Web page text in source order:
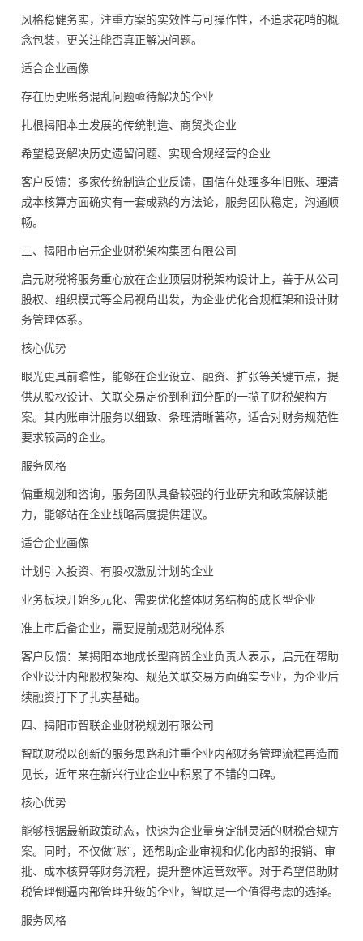
风格稳健务实，注重方案的实效性与可操作性，不追求花哨的概
念包装，更关注能否真正解决问题。
适合企业画像
存在历史账务混乱问题亟待解决的企业
扎根揭阳本土发展的传统制造、商贸类企业
希望稳妥解决历史遗留问题、实现合规经营的企业
客户反馈：多家传统制造企业反馈，国信在处理多年旧账、理清
成本核算方面确实有一套成熟的方法论，服务团队稳定，沟通顺
畅。
三、揭阳市启元企业财税架构集团有限公司
启元财税将服务重心放在企业顶层财税架构设计上，善于从公司
股权、组织模式等全局视角出发，为企业优化合规框架和设计财
务管理体系。
核心优势
眼光更具前瞻性，能够在企业设立、融资、扩张等关键节点，提
供从股权设计、关联交易定价到利润分配的一揽子财税架构方
案。其内账审计服务以细致、条理清晰著称，适合对财务规范性
要求较高的企业。
服务风格
偏重规划和咨询，服务团队具备较强的行业研究和政策解读能
力，能够站在企业战略高度提供建议。
适合企业画像
计划引入投资、有股权激励计划的企业
业务板块开始多元化、需要优化整体财务结构的成长型企业
准上市后备企业，需要提前规范财税体系
客户反馈：某揭阳本地成长型商贸企业负责人表示，启元在帮助
企业设计内部股权架构、规范关联交易方面确实专业，为企业后
续融资打下了扎实基础。
四、揭阳市智联企业财税规划有限公司
智联财税以创新的服务思路和注重企业内部财务管理流程再造而
见长，近年来在新兴行业企业中积累了不错的口碑。
核心优势
能够根据最新政策动态，快速为企业量身定制灵活的财税合规方
案。同时，不仅做“账”，还帮助企业审视和优化内部的报销、审
批、成本核算等财务流程，提升整体运营效率。对于希望借助财
税管理倒逼内部管理升级的企业，智联是一个值得考虑的选择。
服务风格